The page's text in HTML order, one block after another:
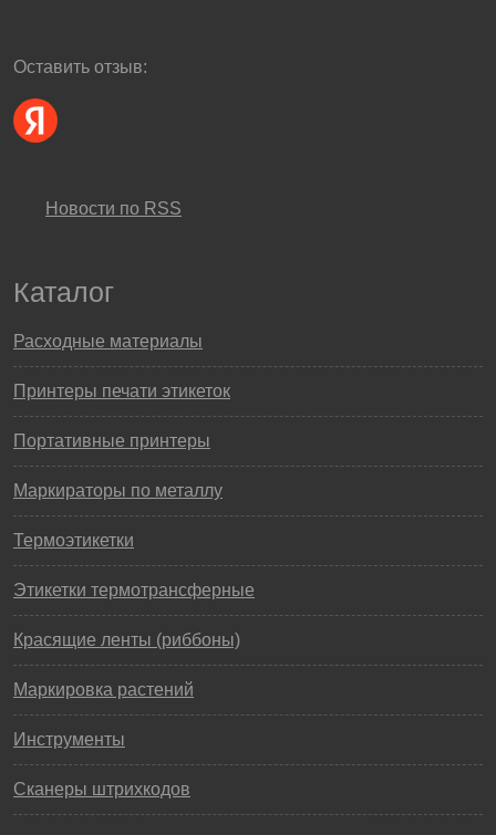
Оставить отзыв:
Новости по RSS
Каталог
Расходные материалы
Принтеры печати этикеток
Портативные принтеры
Маркираторы по металлу
Термоэтикетки
Этикетки термотрансферные
Красящие ленты (риббоны)
Маркировка растений
Инструменты
Сканеры штрихкодов